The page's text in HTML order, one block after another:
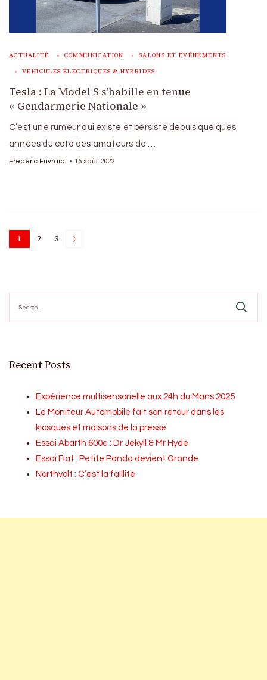
ACTUALITÉ COMMUNICATION SALONS ET ÉVÉNEMENTS
VÉHICULES ÉLECTRIQUES & HYBRIDES
Tesla : La Model S s’habille en tenue
« Gendarmerie Nationale »
C’est une rumeur qui existe et persiste depuis quelques
années du coté des amateurs de …
Frédéric Euvrard 16 août 2022
Posts
Page
1 Page
2 Page
3
for:
Recent Posts
Expérience multisensorielle aux 24h du Mans 2025
Le Moniteur Automobile fait son retour dans les
kiosques et maisons de la presse
Essai Abarth 600e : Dr Jekyll & Mr Hyde
Essai Fiat : Petite Panda devient Grande
Northvolt : C’est la faillite